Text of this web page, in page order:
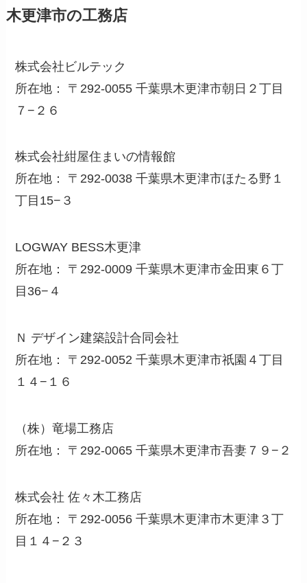
木更津市の工務店
株式会社ビルテック
所在地： 〒292-0055 千葉県木更津市朝日２丁目
７−２６
株式会社紺屋住まいの情報館
所在地： 〒292-0038 千葉県木更津市ほたる野１
丁目15−３
LOGWAY BESS木更津
所在地： 〒292-0009 千葉県木更津市金田東６丁
目36−４
Ｎ デザイン建築設計合同会社
所在地： 〒292-0052 千葉県木更津市祇園４丁目
１４−１６
（株）竜場工務店
所在地： 〒292-0065 千葉県木更津市吾妻７９−２
株式会社 佐々木工務店
所在地： 〒292-0056 千葉県木更津市木更津３丁
目１４−２３